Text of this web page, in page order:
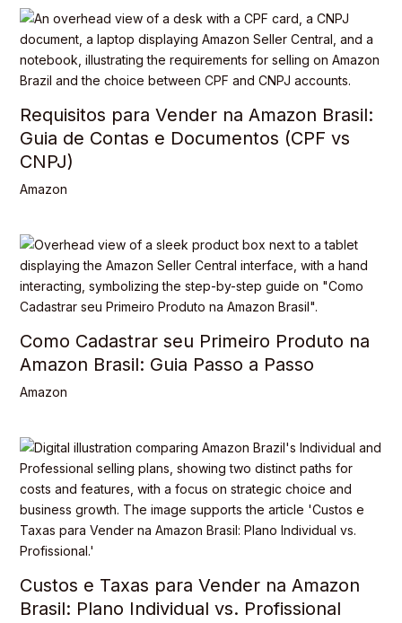
Requisitos para Vender na Amazon Brasil:
Guia de Contas e Documentos (CPF vs
CNPJ)
Amazon
Como Cadastrar seu Primeiro Produto na
Amazon Brasil: Guia Passo a Passo
Amazon
Custos e Taxas para Vender na Amazon
Brasil: Plano Individual vs. Profissional